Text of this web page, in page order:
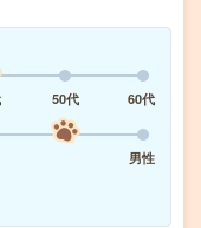
50代
60代
男性